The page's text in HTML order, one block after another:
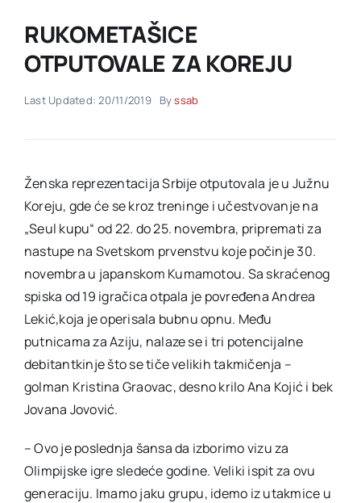
Akti SSAB
Kontakt
RUKOMETAŠICE
OTPUTOVALE ZA KOREJU
Last Updated: 20/11/2019 Byssab
Ženska reprezentacija Srbije otputovala je u Južnu
Koreju, gde će se kroz treninge i učestvovanje na
„Seul kupu“ od 22. do 25. novembra, pripremati za
nastupe na Svetskom prvenstvu koje počinje 30.
novembra u japanskom Kumamotou. Sa skraćenog
spiska od 19 igračica otpala je povređena Andrea
Lekić,koja je operisala bubnu opnu. Među
putnicama za Aziju, nalaze se i tri potencijalne
debitantkinje što se tiče velikih takmičenja –
golman Kristina Graovac, desno krilo Ana Kojić i bek
Jovana Jovović.
– Ovo je poslednja šansa da izborimo vizu za
Olimpijske igre sledeće godine. Veliki ispit za ovu
generaciju. Imamo jaku grupu, idemo iz utakmice u